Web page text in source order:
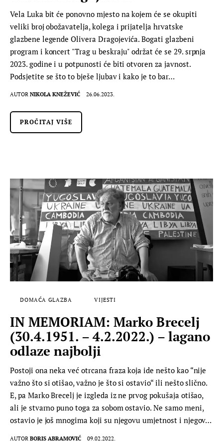
Vela Luka bit će ponovno mjesto na kojem će se okupiti
veliki broj obožavatelja, kolega i prijatelja hrvatske
glazbene legende Olivera Dragojevića. Bogati glazbeni
program i koncert "Trag u beskraju" održat će se 29. srpnja
2023. godine i u potpunosti će biti otvoren za javnost.
Podsjetite se što to bješe ljubav i kako je to bar…
AUTOR NIKOLA KNEŽEVIĆ 26.06.2023.
PROČITAJ VIŠE
DOMAĆA GLAZBA VIJESTI
IN MEMORIAM: Marko Brecelj
(30.4.1951. – 4.2.2022.) – lagano
odlaze najbolji
Postoji ona neka već otrcana fraza koja ide nešto kao “nije
važno što si otišao, važno je što si ostavio“ ili nešto slično.
E, pa Marko Brecelj je izgleda iz ne prvog pokušaja otišao,
ali je stvarno puno toga za sobom ostavio. Ne samo meni,
ostavio je još mnogima koji su njegovu umjetnost i njegov…
AUTOR BORIS ABRAMOVIĆ 09.02.2022.